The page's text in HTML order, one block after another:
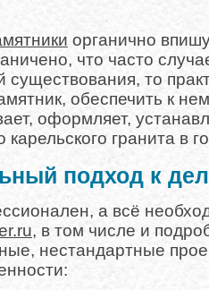
органично
что часто
то
обеспечить к
оформляет,
карельского гранита в
подход к
а всё
, в том числе и
нестандартные